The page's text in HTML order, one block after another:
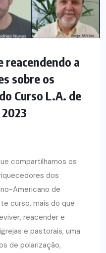
reacendendo a
sobre os
Curso L.A. de
compartilhamos os
dos
Americano de
curso, mais do que
reacender e
e pastorais, uma
de polarização,